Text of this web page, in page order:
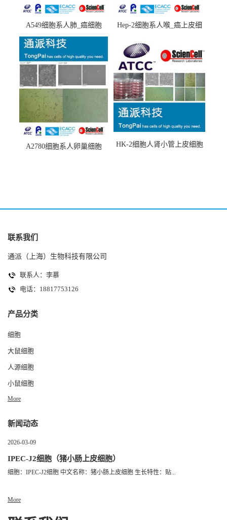
A549细胞系人肺_癌细胞
(A549细胞)
Hep-2细胞系人喉_癌上皮细
A2780细胞系人卵巢细胞
HK-2细胞人肾小管上皮细胞
联系我们
通派（上海）生物科技有限公司
联系人：李慕
电话：18817753126
产品分类
细胞
大鼠细胞
人源细胞
小鼠细胞
More
新闻动态
2026-03-09
IPEC-J2细胞（猪小肠上皮细胞）
细胞：IPEC-J2细胞 中文名称：猪小肠上皮细胞 生长特性：贴...
More